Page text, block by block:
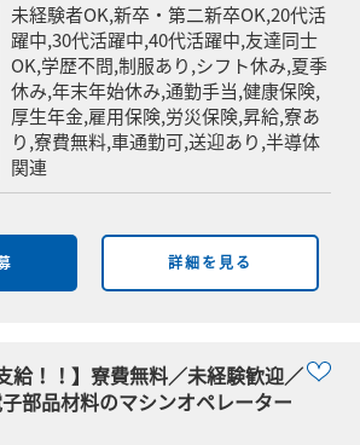
未経験者OK,新卒・第二新卒OK,20代活
躍中,30代活躍中,40代活躍中,友達同士
OK,学歴不問,制服あり,シフト休み,夏季
休み,年末年始休み,通勤手当,健康保険,
厚生年金,雇用保険,労災保険,昇給,寮あ
り,寮費無料,車通勤可,送迎あり,半導体
関連
詳細を見る
給！！】寮費無料／未経験歓迎／
部品材料のマシンオペレーター